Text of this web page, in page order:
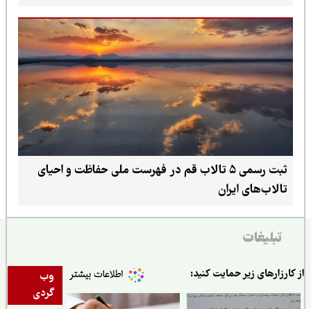
ثبت رسمی ۵ تالاب قم در فهرست ملی حفاظت و احیای
تالاب‌های ایران
تبلیغات
وب
گردی
زیر حمایت کنید: